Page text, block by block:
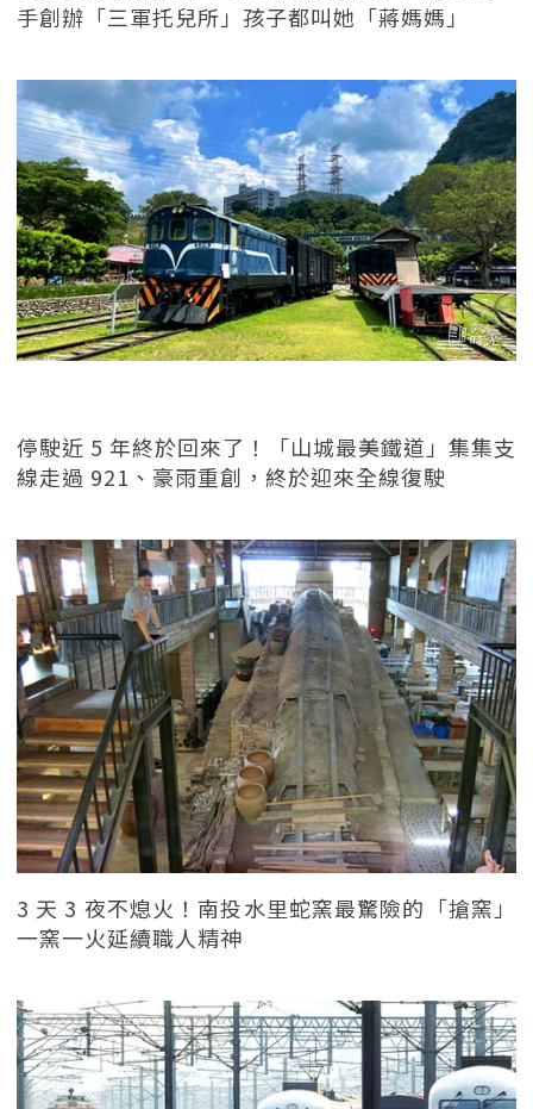
手創辦「三軍托兒所」孩子都叫她「蔣媽媽」
停駛近 5 年終於回來了！「山城最美鐵道」集集支
線走過 921、豪雨重創，終於迎來全線復駛
3 天 3 夜不熄火！南投水里蛇窯最驚險的「搶窯」
一窯一火延續職人精神